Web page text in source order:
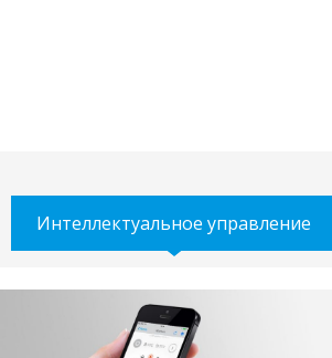
Интеллектуальное управление